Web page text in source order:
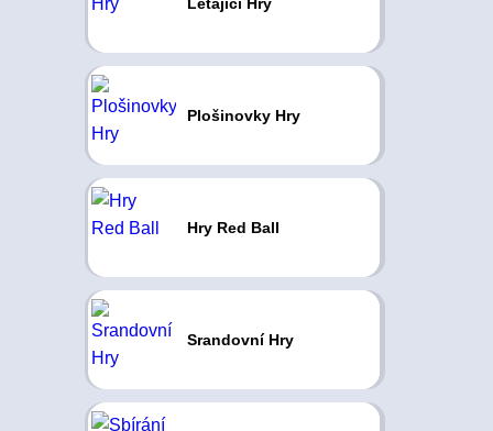
Plošinovky Hry
Hry Red Ball
Srandovní Hry